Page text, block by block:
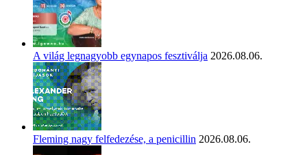
A világ legnagyobb egynapos fesztiválja 2026.08.06.
Fleming nagy felfedezése, a penicillin 2026.08.06.